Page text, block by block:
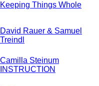
Keeping Things Whole
David Rauer & Samuel
Treindl
Camilla Steinum
INSTRUCTION